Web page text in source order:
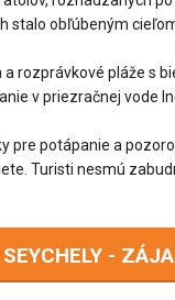
stalo obľúbeným
rozprávkové pláže s
v priezračnej vode
pre potápanie a
Turisti nesmú
SEYCHELY -